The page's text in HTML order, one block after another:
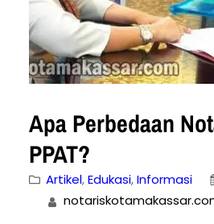
Apa Perbedaan
PPAT?
Artikel, Edukasi, Informasi